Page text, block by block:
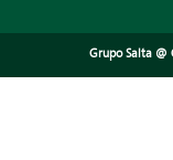
Grupo Salta @